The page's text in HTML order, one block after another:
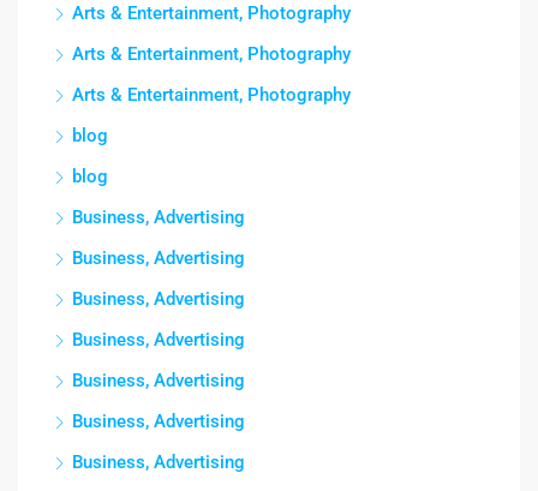
Arts & Entertainment, Photography
Arts & Entertainment, Photography
Arts & Entertainment, Photography
blog
blog
Business, Advertising
Business, Advertising
Business, Advertising
Business, Advertising
Business, Advertising
Business, Advertising
Business, Advertising